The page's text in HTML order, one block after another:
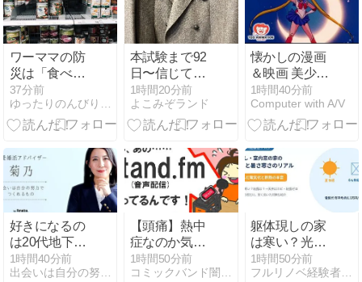
ワーママの防
災は「食べる
備蓄」で解
決。毎日の時
短レシピで非
せる
37分前
ゆったりのんびりブログ | あわただしい中でも、ゆった…
本試験まで92
日〜信じて徹
すること。そ
してまもなく
到達度確認模
1時間20分前
よこみぞランド
懐かしの漫画
＆映画 美少女
戦士セーラー
ムーン
1時間40分前
Computer with A/V
好きになるの
は20代地下ア
イドル（44歳
男性芸人の婚
1時間40分前
出会いは自分の努力でつくれるもの・90日で理想のパートナー…
【頭痛】熱中
症なのか気圧
のせいなの
か…。
1時間50分前
コミックバンド闇鍋 鍋汁研究室
躯体現しの家
は寒い？光熱
費と夏冬の暑
さ寒さのリア
1時間50分前
フルリノベ経験者ブログ